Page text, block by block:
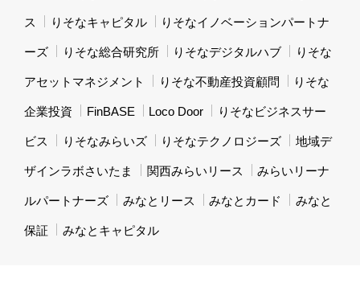
ス りそなキャピタル りそなイノベーションパートナ
ーズ りそな総合研究所 りそなデジタルハブ りそな
アセットマネジメント りそな不動産投資顧問 りそな
企業投資 FinBASE Loco Door りそなビジネスサー
ビス りそなみらいズ りそなテクノロジーズ 地域デ
ザインラボさいたま 関西みらいリース みらいリーナ
ルパートナーズ みなとリース みなとカード みなと
保証 みなとキャピタル